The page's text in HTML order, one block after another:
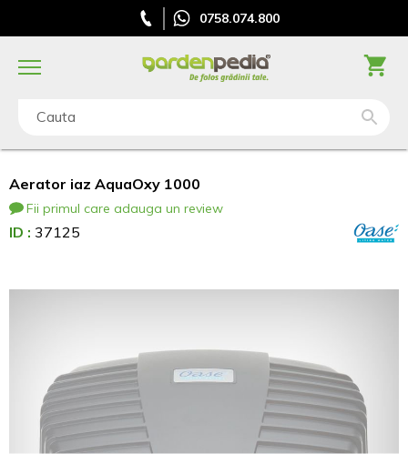
0758.074.800
Cauta
Aerator iaz AquaOxy 1000
Fii primul care adauga un review
ID : 37125